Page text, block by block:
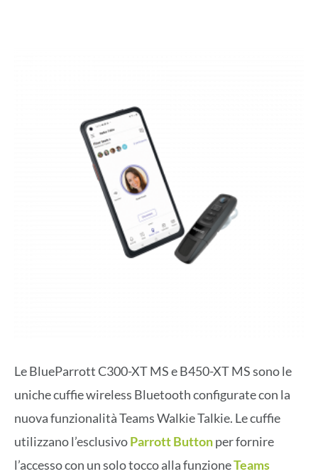
Le BlueParrott C300-XT MS e B450-XT MS sono le
uniche cuffie wireless Bluetooth configurate con la
nuova funzionalità Teams Walkie Talkie. Le cuffie
utilizzano l’esclusivoParrottButtonper fornire
l’accesso con un solo tocco alla funzioneTeams